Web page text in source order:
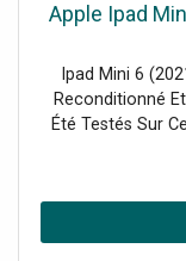
Apple Ipad
Ipad Mini 6
Reconditionné
Été Testés Sur